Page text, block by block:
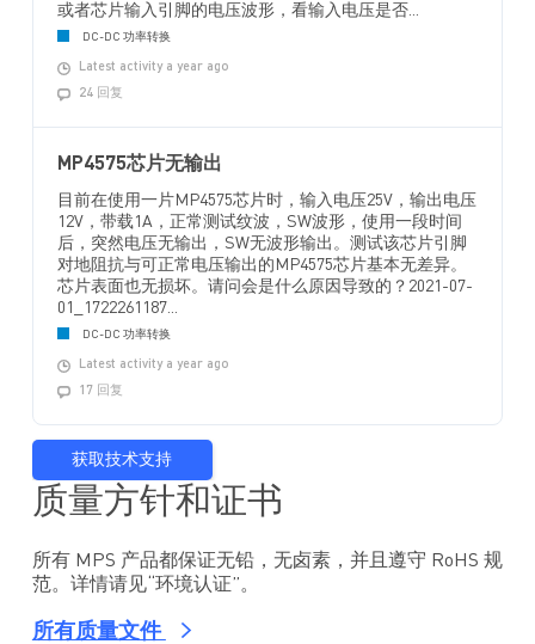
或者芯片输入引脚的电压波形，看输入电压是否...
DC-DC 功率转换
Latest activity a year ago
24 回复
MP4575芯片无输出
目前在使用一片MP4575芯片时，输入电压25V，输出电压
12V，带载1A，正常测试纹波，SW波形，使用一段时间
后，突然电压无输出，SW无波形输出。测试该芯片引脚
对地阻抗与可正常电压输出的MP4575芯片基本无差异。
芯片表面也无损坏。请问会是什么原因导致的？2021-07-
01_1722261187...
DC-DC 功率转换
Latest activity a year ago
17 回复
获取技术支持
质量方针和证书
所有 MPS 产品都保证无铅，无卤素，并且遵守 RoHS 规
范。详情请见“环境认证”。
所有质量文件